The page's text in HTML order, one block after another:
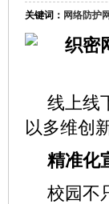
关键词： 网络防护
线上线
以多维创
精准化
校园不